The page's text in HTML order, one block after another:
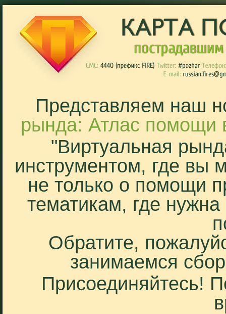
Представляем наш
рында: Атлас помощи
"Виртуальная
инструментом, где вы
не только о помощи
тематикам, где
Обратите,
занимаемся
Присоединяйтесь!